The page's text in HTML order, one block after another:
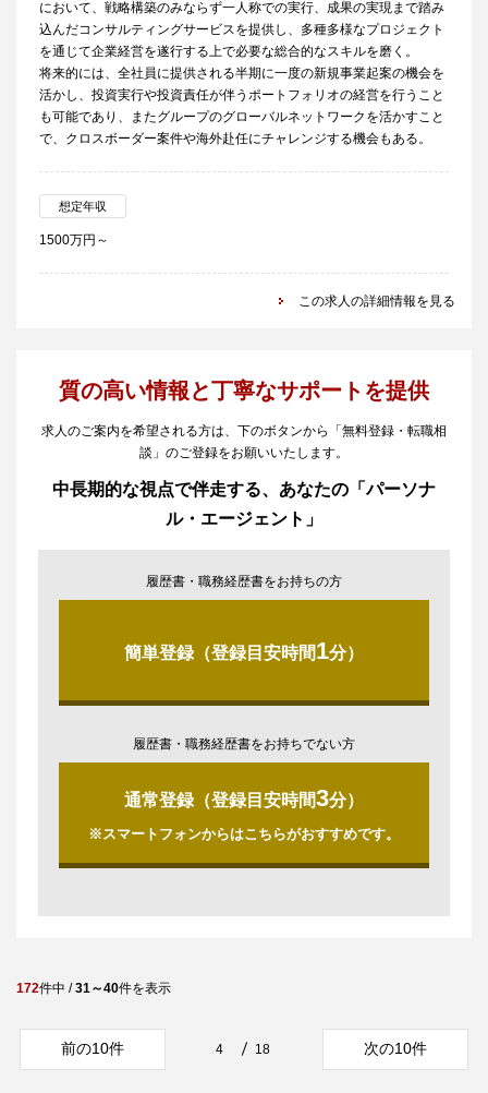
において、戦略構築のみならず一人称での実行、成果の実現まで踏み
込んだコンサルティングサービスを提供し、多種多様なプロジェクト
を通じて企業経営を遂行する上で必要な総合的なスキルを磨く。
将来的には、全社員に提供される半期に一度の新規事業起案の機会を
活かし、投資実行や投資責任が伴うポートフォリオの経営を行うこと
も可能であり、またグループのグローバルネットワークを活かすこと
で、クロスボーダー案件や海外赴任にチャレンジする機会もある。
想定年収
1500万円～
この求人の詳細情報を見る
質の高い情報と丁寧なサポートを提供
求人のご案内を希望される方は、下のボタンから「無料登録・転職相
談」のご登録をお願いいたします。
中長期的な視点で伴走する、あなたの「パーソナ
ル・エージェント」
履歴書・職務経歴書をお持ちの方
簡単登録（登録目安時間1分）
履歴書・職務経歴書をお持ちでない方
通常登録（登録目安時間3分）
※スマートフォンからはこちらがおすすめです。
172件中 /31～40件を表示
前の10件 4 18 次の10件